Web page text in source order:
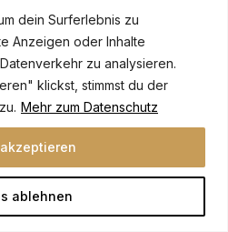
dein Surferlebnis zu
Anzeigen oder Inhalte
zu analysieren.
klickst, stimmst du der
Mehr zum Datenschutz
ablehnen
vorzugsweise als Citrat
idealerweise Ubiquinol-
B12 bei
Boost (250-500mg)